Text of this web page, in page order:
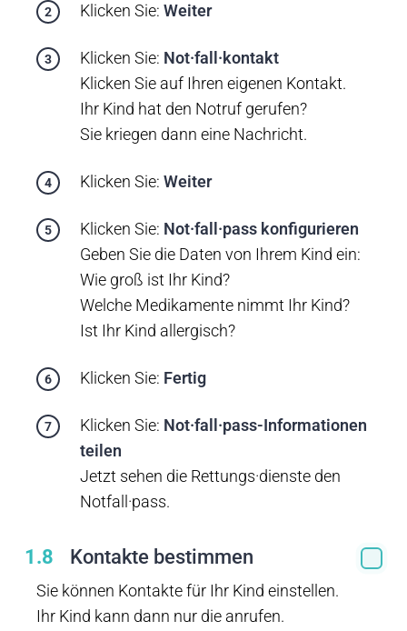
Klicken Sie:Weiter
Klicken Sie: Not·fall·kontakt
Klicken Sie auf Ihren eigenen Kontakt.
Ihr Kind hat den Notruf gerufen?
Sie kriegen dann eine Nachricht.
Klicken Sie:Weiter
Klicken Sie: Not·fall·pass konfigurieren
Geben Sie die Daten von Ihrem Kind ein:
Wie groß ist Ihr Kind?
Welche Medikamente nimmt Ihr Kind?
Ist Ihr Kind allergisch?
Klicken Sie: Fertig
Klicken Sie: Not·fall·pass-Informationen
teilen
Jetzt sehen die Rettungs·dienste den
Notfall·pass.
1.8 Kontakte bestimmen
Sie können Kontakte für Ihr Kind einstellen.
Ihr Kind kann dann nur die anrufen.